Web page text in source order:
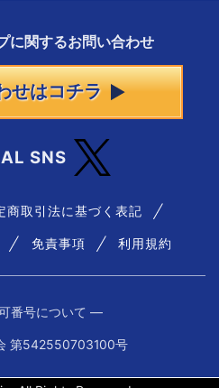
に関するお問い合わせ
せはコチラ
SNS
商取引法に基づく表記
免責事項 利用規約
番号について ―
第542550703100号